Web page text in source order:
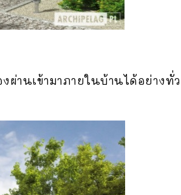
านเข้ามาภายในบ้านได้อย่างทั่